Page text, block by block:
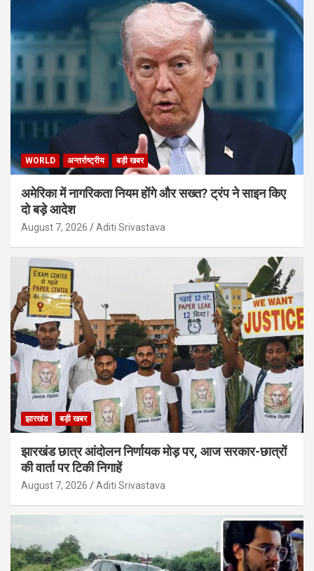
WORLD अन्तर्राष्ट्रीय बड़ी खबर
अमेरिका में नागरिकता नियम होंगे और सख्त? ट्रंप ने साइन किए
दो बड़े आदेश
August 7, 2026 Aditi Srivastava
झारखंड बड़ी खबर
झारखंड छात्र आंदोलन निर्णायक मोड़ पर, आज सरकार-छात्रों
की वार्ता पर टिकी निगाहें
August 7, 2026 Aditi Srivastava